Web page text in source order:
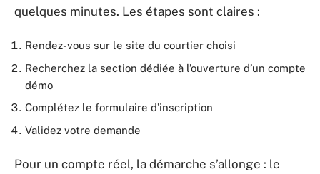
quelques minutes. Les étapes sont claires :
Rendez-vous sur le site du courtier choisi
Recherchez la section dédiée à l’ouverture d’un compte
démo
Complétez le formulaire d’inscription
Validez votre demande
Pour un compte réel, la démarche s’allonge : le